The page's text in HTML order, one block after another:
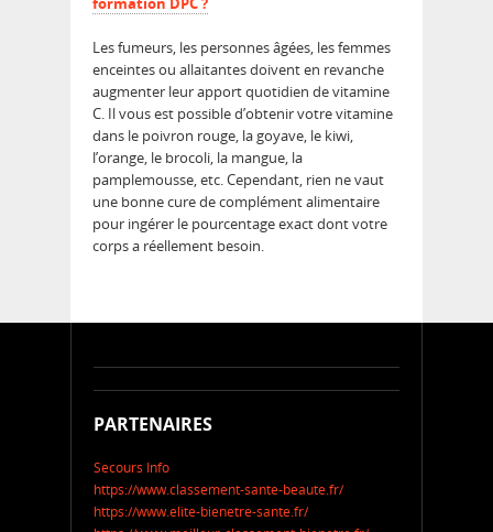
Les fumeurs, les personnes âgées, les femmes
enceintes ou allaitantes doivent en revanche
augmenter leur apport quotidien de vitamine
C. Il vous est possible d’obtenir votre vitamine
dans le poivron rouge, la goyave, le kiwi,
l’orange, le brocoli, la mangue, la
pamplemousse, etc. Cependant, rien ne vaut
une bonne cure de complément alimentaire
pour ingérer le pourcentage exact dont votre
corps a réellement besoin.
PARTENAIRES
Secours Info
https://www.classement-sante-beaute.fr/
https://www.elite-bienetre-sante.fr/